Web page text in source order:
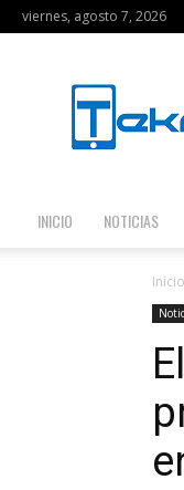
viernes, agosto 7, 2026
INICIO NOTICIAS
Inicio